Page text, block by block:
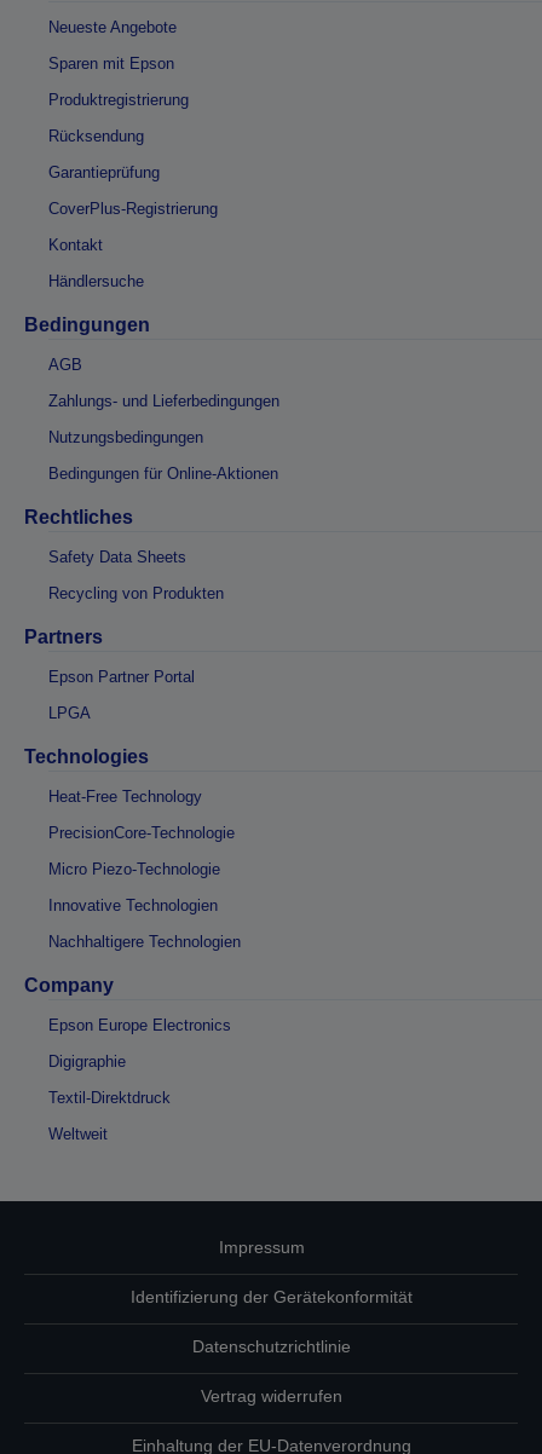
Neueste Angebote
Sparen mit Epson
Produktregistrierung
Rücksendung
Garantieprüfung
CoverPlus-Registrierung
Kontakt
Händlersuche
Bedingungen
AGB
Zahlungs- und Lieferbedingungen
Nutzungsbedingungen
Bedingungen für Online-Aktionen
Rechtliches
Safety Data Sheets
Recycling von Produkten
Partners
Epson Partner Portal
LPGA
Technologies
Heat-Free Technology
PrecisionCore-Technologie
Micro Piezo-Technologie
Innovative Technologien
Nachhaltigere Technologien
Company
Epson Europe Electronics
Digigraphie
Textil-Direktdruck
Weltweit
Impressum
Identifizierung der Gerätekonformität
Datenschutzrichtlinie
Vertrag widerrufen
Einhaltung der EU-Datenverordnung